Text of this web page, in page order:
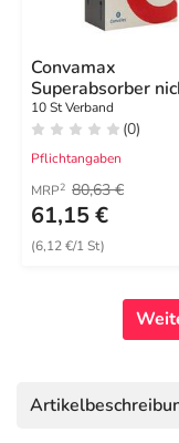
Convamax
Superabsorber
adhäsiv 7,5x7,5 cm
10 St Verband
(0)
Pflichtangaben
MRP2 80,63 €
61,15 €
(6,12 €/1 St)